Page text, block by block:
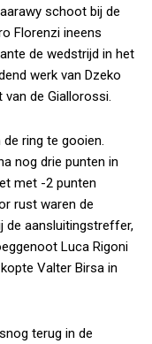
schoot bij de
Florenzi ineens
de wedstrijd in het
werk van Dzeko
de Giallorossi.
ring te gooien.
nog drie punten in
met -2 punten
rust waren de
de aansluitingstreffer,
Luca Rigoni
Valter Birsa in
terug in de